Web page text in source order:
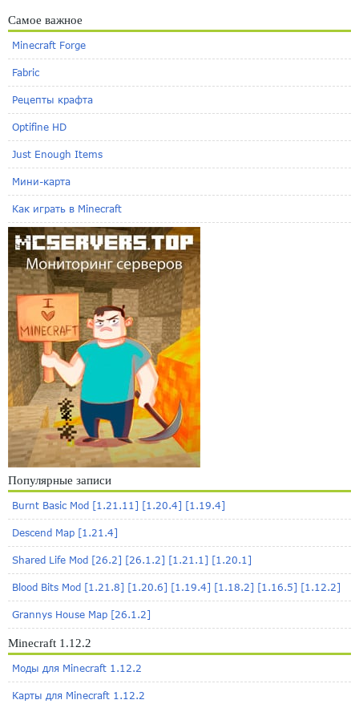
Самое важное
Minecraft Forge
Fabric
Рецепты крафта
Optifine HD
Just Enough Items
Мини-карта
Как играть в Minecraft
Популярные записи
Burnt Basic Mod [1.21.11] [1.20.4] [1.19.4]
Descend Map [1.21.4]
Shared Life Mod [26.2] [26.1.2] [1.21.1] [1.20.1]
Blood Bits Mod [1.21.8] [1.20.6] [1.19.4] [1.18.2] [1.16.5] [1.12.2]
Grannys House Map [26.1.2]
Minecraft 1.12.2
Моды для Minecraft 1.12.2
Карты для Minecraft 1.12.2